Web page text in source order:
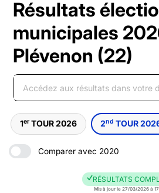
Résultats
municipales
Plévenon (22)
1er TOUR 2026 2nd TOUR
Comparer avec 2020
RÉSULTATS
Mis à jour le 27/03/2026 à